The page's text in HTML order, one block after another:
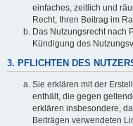
einfaches, zeitlich und
Recht, Ihren Beitrag im
Das Nutzungsrecht nach
Kündigung des
3. PFLICHTEN DES
Sie erklären mit der
enthält, die gegen
erklären insbesondere,
Beiträgen verwendeten